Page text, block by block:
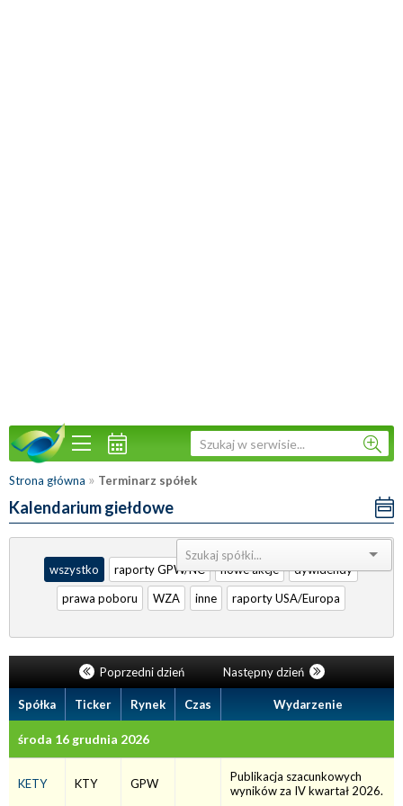
Strona główna » Terminarz spółek
Kalendarium giełdowe
Sortuj:
wszystko
raporty GPW/NC nowe akcje
dywidendy
prawa poboru
WZA inne raporty USA/Europa
Poprzedni dzień Następny dzień
Spółka Ticker Rynek Czas Wydarzenie
środa 16 grudnia 2026
KETY KTY GPW
Publikacja szacunkowych
wyników za IV kwartał 2026.